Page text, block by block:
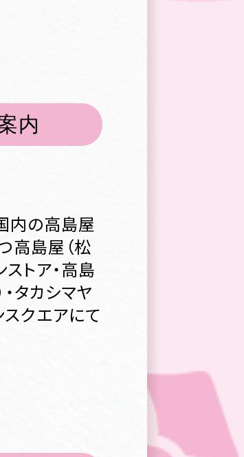
内
内の高島屋
高島屋（松
トア・高島
タカシマヤ
スクエアにて